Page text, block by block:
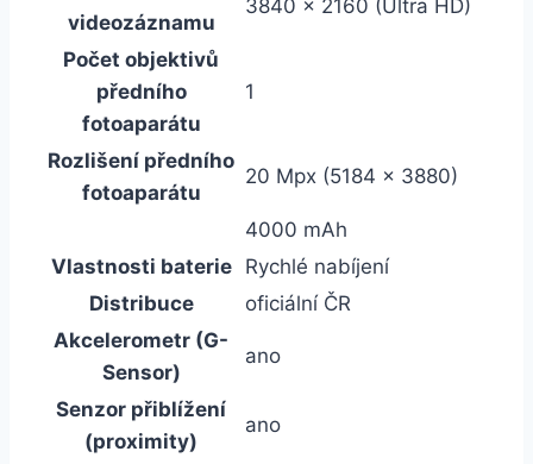
videozáznamu
3840 x 2160 (Ultra HD)
Počet objektivů
předního
fotoaparátu
1
Rozlišení předního
fotoaparátu
20 Mpx (5184 x 3880)
4000 mAh
Vlastnosti baterie
Rychlé nabíjení
Distribuce
oficiální ČR
Akcelerometr (G-
Sensor)
ano
Senzor přiblížení
(proximity)
ano